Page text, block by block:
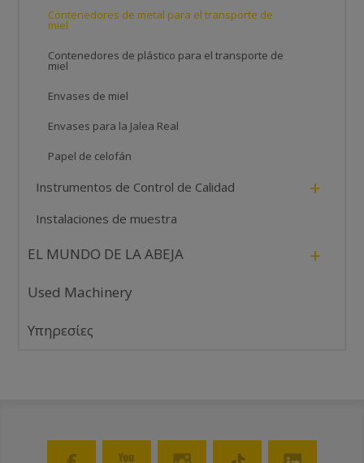
Contenedores de metal para el transporte de
miel
Contenedores de plástico para el transporte de
miel
Envases de miel
Envases para la Jalea Real
Papel de celofán
Instrumentos de Control de Calidad +
Instalaciones de muestra
EL MUNDO DE LA ABEJA +
Used Machinery
Υπηρεσίες